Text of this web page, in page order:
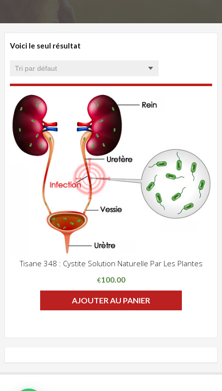
Voici le seul résultat
Tisane 348 : Cystite Solution Naturelle Par Les Plantes
€100.00
AJOUTER AU PANIER